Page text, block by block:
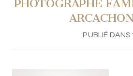
PHOTOGRAPHE
PUBLIÉ DANS :